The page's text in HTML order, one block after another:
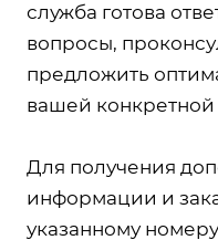
служба готова
вопросы,
предложить
вашей конкретной
Для получения
информации и
указанному